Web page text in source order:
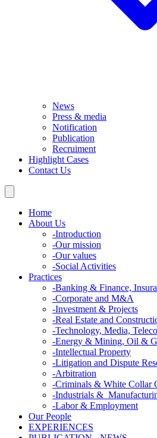
News
Press & media
Notification
Publication
Recruiment
Highlight Cases
Contact Us
Home
About Us
-Introduction
-Our mission
-Our values
-Social Activities
Practices
-Banking & Finance,
-Corporate and M&A
-Investment & Projects
-Real Estate and
-Technology, Media,
-Energy & Mining, Oil &
-Intellectual Property
-Litigation and Dispute
-Arbitration
-Criminals & White Collar
-Industrials &
-Labor & Employment
Our People
EXPERIENCES